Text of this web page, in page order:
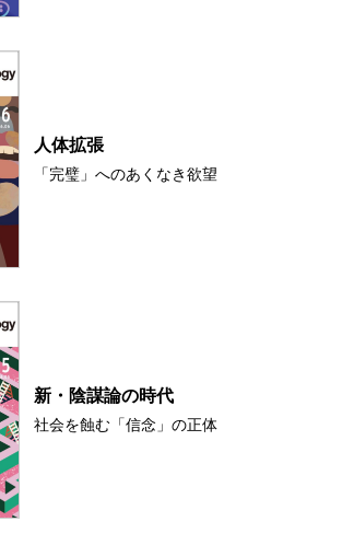
人体拡張
「完璧」へのあくなき欲望
新・陰謀論の時代
社会を蝕む「信念」の正体